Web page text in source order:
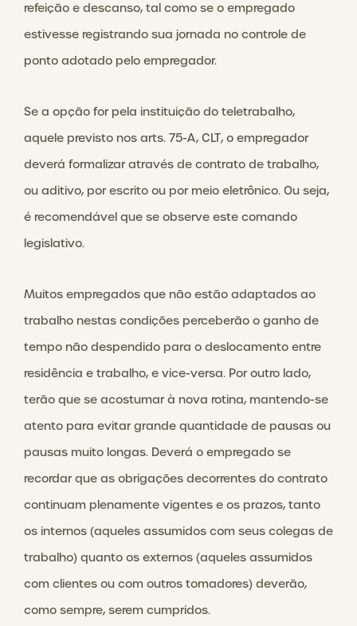
refeição e descanso, tal como se o empregado
estivesse registrando sua jornada no controle de
ponto adotado pelo empregador.
Se a opção for pela instituição do teletrabalho,
aquele previsto nos arts. 75-A, CLT, o empregador
deverá formalizar através de contrato de trabalho,
ou aditivo, por escrito ou por meio eletrônico. Ou seja,
é recomendável que se observe este comando
legislativo.
Muitos empregados que não estão adaptados ao
trabalho nestas condições perceberão o ganho de
tempo não despendido para o deslocamento entre
residência e trabalho, e vice-versa. Por outro lado,
terão que se acostumar à nova rotina, mantendo-se
atento para evitar grande quantidade de pausas ou
pausas muito longas. Deverá o empregado se
recordar que as obrigações decorrentes do contrato
continuam plenamente vigentes e os prazos, tanto
os internos (aqueles assumidos com seus colegas de
trabalho) quanto os externos (aqueles assumidos
com clientes ou com outros tomadores) deverão,
como sempre, serem cumpridos.